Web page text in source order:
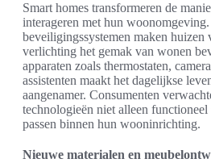
Smart homes transformeren de
interageren met hun
beveiligingssystemen maken
verlichting het gemak van wonen
apparaten zoals thermostaten,
assistenten maakt het dagelijkse
aangenamer. Consumenten
technologieën niet alleen
passen binnen hun wooninrichting.
Nieuwe materialen en